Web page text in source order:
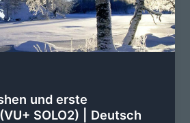
und erste
SOLO2) | Deutsch